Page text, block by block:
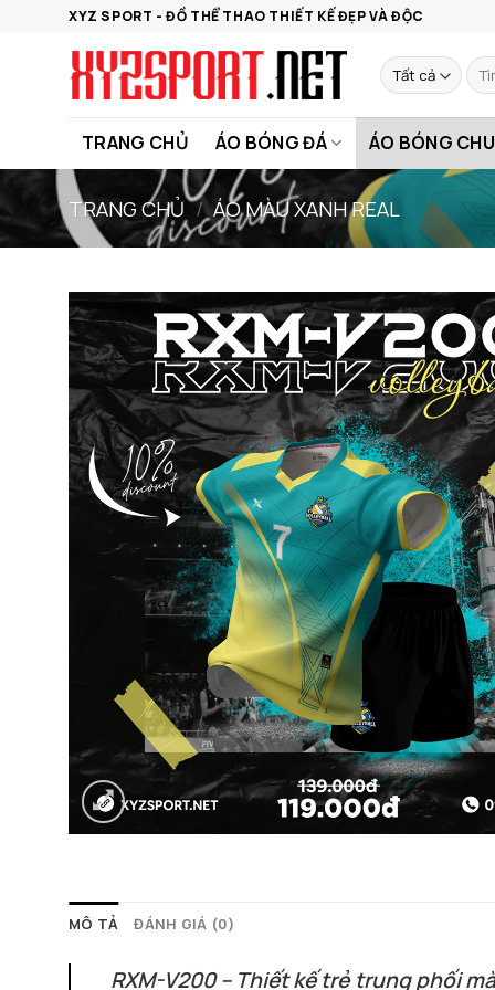
XYZ SPORT - ĐỒ THỂ THAO THIẾT KẾ ĐẸP VÀ ĐỘC
Tìm
TRANG CHỦ ÁO BÓNG ĐÁ ÁO BÓNG
TRANG CHỦ / ÁO MÀU XANH REAL
MÔ TẢ ĐÁNH GIÁ (0)
RXM-V200 – Thiết kế trẻ trung phối